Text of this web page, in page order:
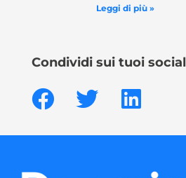
Leggi di più »
Condividi sui tuoi social